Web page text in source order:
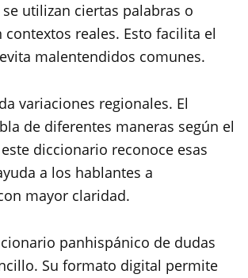
utilizan ciertas palabras o
contextos reales. Esto facilita el
malentendidos comunes.
variaciones regionales. El
de diferentes maneras según el
diccionario reconoce esas
a los hablantes a
mayor claridad.
panhispánico de dudas
Su formato digital permite